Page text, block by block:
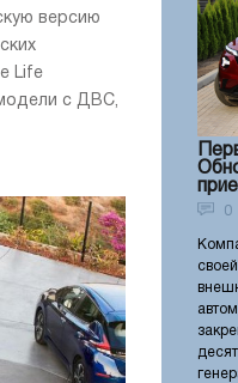
версию
Life
с ДВС,
0